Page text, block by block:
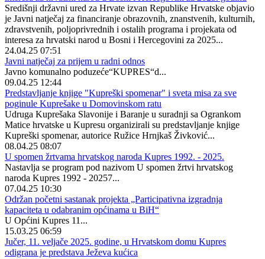
Središnji državni ured za Hrvate izvan Republike Hrvatske objavio
je Javni natječaj za financiranje obrazovnih, znanstvenih, kulturnih,
zdravstvenih, poljoprivrednih i ostalih programa i projekata od
interesa za hrvatski narod u Bosni i Hercegovini za 2025...
24.04.25 07:51
Javni natječaj za prijem u radni odnos
Javno komunalno poduzeće“KUPRES“d...
09.04.25 12:44
Predstavljanje knjige "Kupreški spomenar" i sveta misa za sve
poginule Kuprešake u Domovinskom ratu
Udruga Kuprešaka Slavonije i Baranje u suradnji sa Ogrankom
Matice hrvatske u Kupresu organizirali su predstavljanje knjige
Kupreški spomenar, autorice Ružice Hrnjkaš Živković...
08.04.25 08:07
U spomen žrtvama hrvatskog naroda Kupres 1992. - 2025.
Nastavlja se program pod nazivom U spomen žrtvi hrvatskog
naroda Kupres 1992 - 20257...
07.04.25 10:30
Održan početni sastanak projekta „Participativna izgradnja
kapaciteta u odabranim općinama u BiH“
U Općini Kupres 11...
15.03.25 06:59
Jučer, 11. veljače 2025. godine, u Hrvatskom domu Kupres
odigrana je predstava Ježeva kućica